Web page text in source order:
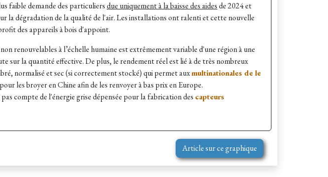
faible demande des particuliersdue uniquement à la baisse des aidesde 2024 et
la dégradation de la qualité de l'air. Les installations ont ralenti et cette nouvelle
des appareils à bois d'appoint.
renouvelables à l’échelle humaineest extrêmement variable d'une région à une
sur la quantité effective. De plus, le rendement réel est lié à de très nombreux
normalisé et sec (si correctement stocké) qui permet auxmultinationales de le
les broyer en Chine afin de les renvoyer à bas prix en Europe.
compte de l'énergie grise dépensée pour la fabrication des capteurs
Article sur ce graphique